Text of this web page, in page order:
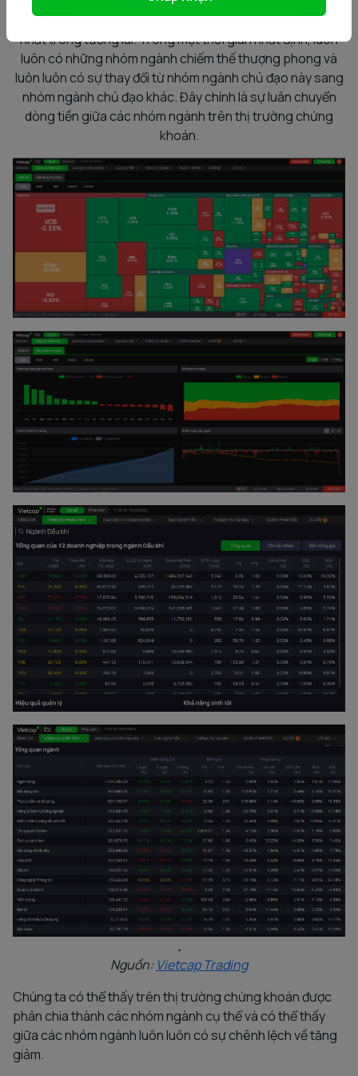
đổ vào các nhóm ngành có sự kỳ vọng và hưởng lợi cao
nhất trong tương lai. Trong một thời gian nhất định, luôn
luôn có những nhóm ngành chiếm thế thượng phong và
luôn luôn có sự thay đổi từ nhóm ngành chủ đạo này sang
nhóm ngành chủ đạo khác. Đây chính là sự luân chuyển
dòng tiền giữa các nhóm ngành trên thị trường chứng
khoán.
Nguồn: Vietcap Trading
Chúng ta có thể thấy trên thị trường chứng khoán được
phân chia thành các nhóm ngành cụ thể và có thể thấy
giữa các nhóm ngành luôn luôn có sự chênh lệch về tăng
giảm.